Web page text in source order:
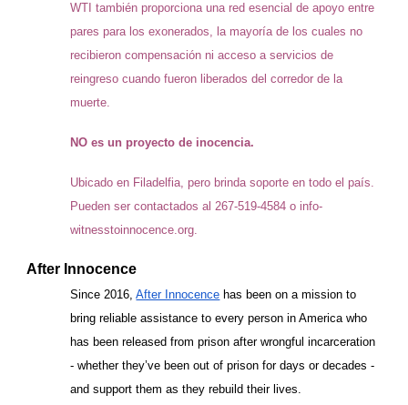
WTI también proporciona una red esencial de apoyo entre
pares para los exonerados, la mayoría de los cuales no
recibieron compensación ni acceso a servicios de
reingreso cuando fueron liberados del corredor de la
muerte.
NO es un proyecto de inocencia.
Ubicado en Filadelfia, pero brinda soporte en todo el país.
Pueden ser contactados al 267-519-4584 o info-
witnesstoinnocence.org.
After Innocence
Since 2016, After Innocence has been on a mission to
bring reliable assistance to every person in America who
has been released from prison after wrongful incarceration
- whether they’ve been out of prison for days or decades -
and support them as they rebuild their lives.